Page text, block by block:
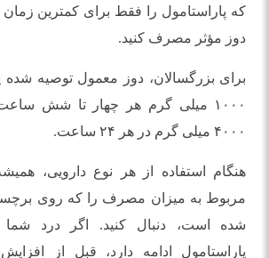
که پاراستامول را فقط برای کمترین
دوز مؤثر مصرف کنید.
۱۰۰۰ میلی گرم هر چهار تا شش
۴۰۰۰ میلی گرم در هر ۲۴ ساعت.
هنگام استفاده از هر نوع دارویی،
مربوط به میزان مصرف را که روی
شده است، دنبال کنید. اگر درد
پاراستامول ادامه دارد، قبل از